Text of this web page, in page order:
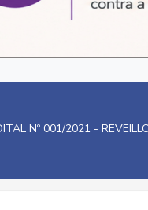
Nº 001/2021 -